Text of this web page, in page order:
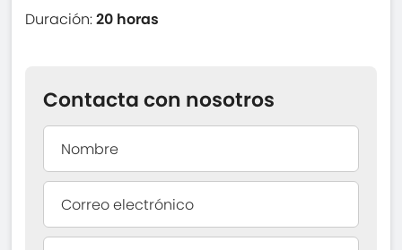
Duración:20 horas
Contacta con nosotros